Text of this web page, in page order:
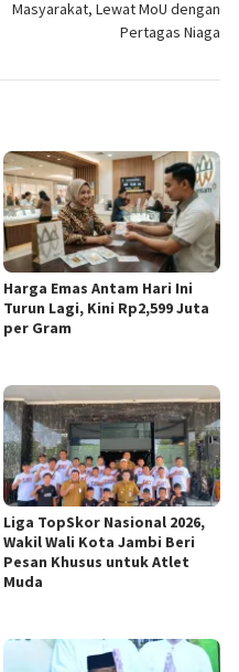
Masyarakat, Lewat MoU dengan
Pertagas Niaga
Harga Emas Antam Hari Ini
Turun Lagi, Kini Rp2,599 Juta
per Gram
Liga TopSkor Nasional 2026,
Wakil Wali Kota Jambi Beri
Pesan Khusus untuk Atlet
Muda